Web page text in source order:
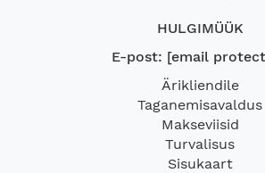
HULGIMÜÜK
E-post: [email
Ärikliendile
Taganemisavaldus
Makseviisid
Turvalisus
Sisukaart